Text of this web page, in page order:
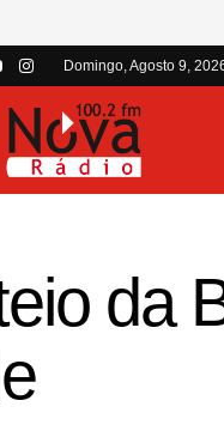
Domingo, Agosto 9,
da